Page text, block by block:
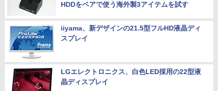
HDDをベアで使う海外製3アイテムを試す
iiyama、新デザインの21.5型フルHD液晶ディ
スプレイ
LGエレクトロニクス、白色LED採用の22型液
晶ディスプレイ